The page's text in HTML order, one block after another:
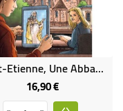
Saint-Etienne, Une Abbaye, Un Collège
16,90 €Prix